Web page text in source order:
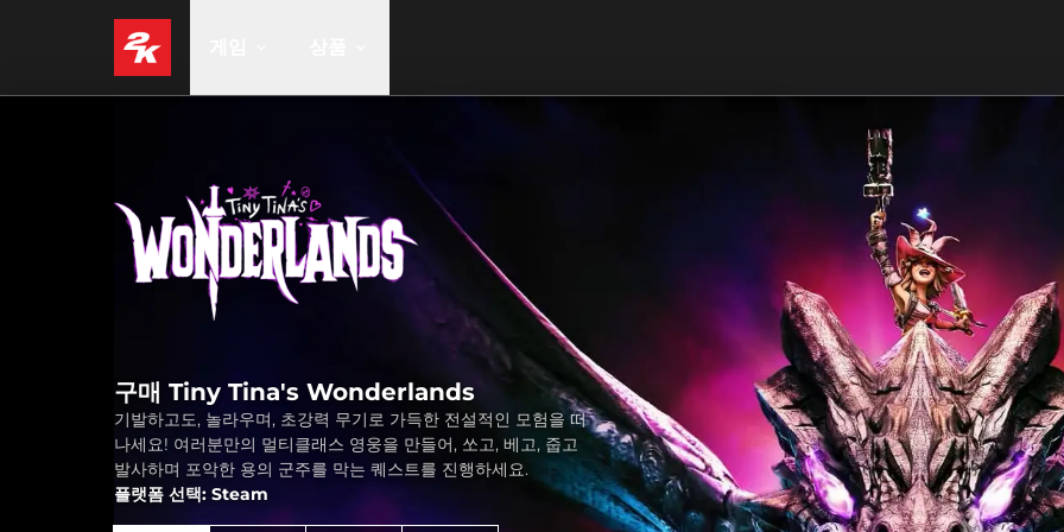
구매 Tiny Tina's Wonderlands
기발하고도, 놀라우며, 초강력 무기로 가득한 전설적인 모험을 떠
나세요! 여러분만의 멀티클래스 영웅을 만들어, 쏘고, 베고, 줍고
발사하며 포악한 용의 군주를 막는 퀘스트를 진행하세요.
플랫폼 선택: Steam